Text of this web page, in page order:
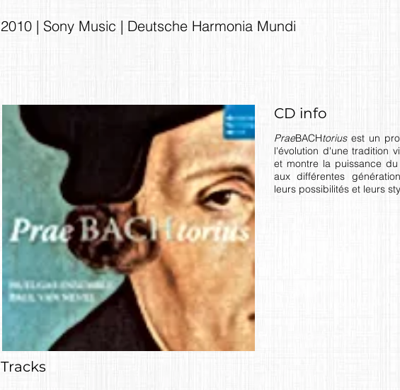
2010 | Sony Music | Deutsche Harmonia Mundi
CD info
PraeBACHtoriusest un
l'évolution d'une tradition
et montre la puissance
aux différentes
leurs possibilités et leurs
Tracks